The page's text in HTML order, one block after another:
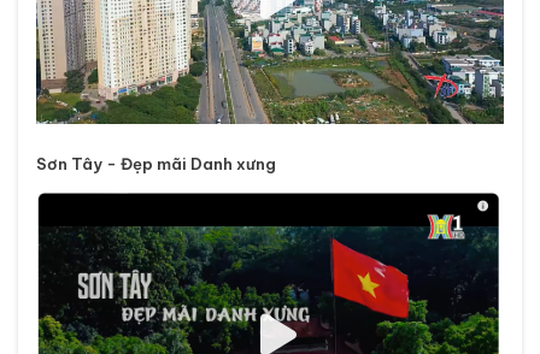
Sơn Tây - Đẹp mãi Danh xưng